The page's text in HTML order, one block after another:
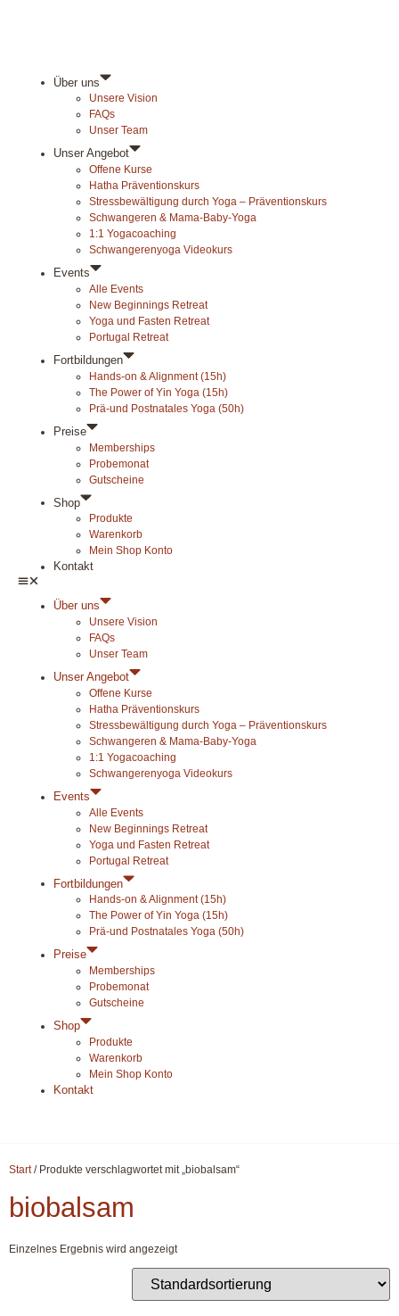
Über uns
Unsere Vision
FAQs
Unser Team
Unser Angebot
Offene Kurse
Hatha Präventionskurs
Stressbewältigung durch Yoga – Präventionskurs
Schwangeren & Mama-Baby-Yoga
1:1 Yogacoaching
Schwangerenyoga Videokurs
Events
Alle Events
New Beginnings Retreat
Yoga und Fasten Retreat
Portugal Retreat
Fortbildungen
Hands-on & Alignment (15h)
The Power of Yin Yoga (15h)
Prä-und Postnatales Yoga (50h)
Preise
Memberships
Probemonat
Gutscheine
Shop
Produkte
Warenkorb
Mein Shop Konto
Kontakt
Über uns
Unsere Vision
FAQs
Unser Team
Unser Angebot
Offene Kurse
Hatha Präventionskurs
Stressbewältigung durch Yoga – Präventionskurs
Schwangeren & Mama-Baby-Yoga
1:1 Yogacoaching
Schwangerenyoga Videokurs
Events
Alle Events
New Beginnings Retreat
Yoga und Fasten Retreat
Portugal Retreat
Fortbildungen
Hands-on & Alignment (15h)
The Power of Yin Yoga (15h)
Prä-und Postnatales Yoga (50h)
Preise
Memberships
Probemonat
Gutscheine
Shop
Produkte
Warenkorb
Mein Shop Konto
Kontakt
Start/ Produkte verschlagwortet mit „biobalsam“
biobalsam
Einzelnes Ergebnis wird angezeigt